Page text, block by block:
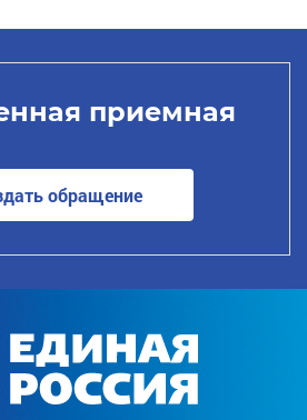
приемная
обращение